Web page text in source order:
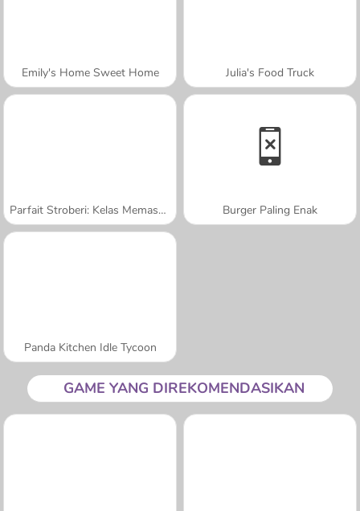
Emily's Home Sweet Home Julia's Food Truck
Parfait Stroberi: Kelas Memasak Sara Burger Paling Enak
Panda Kitchen Idle Tycoon
GAME YANG DIREKOMENDASIKAN